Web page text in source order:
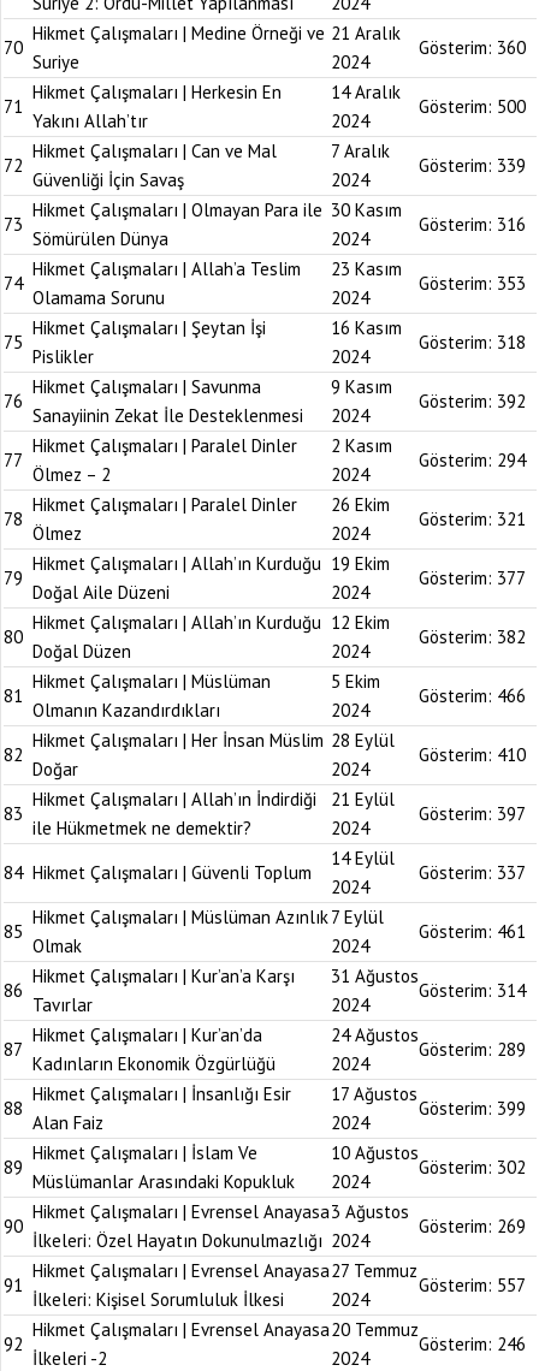
70
Hikmet Çalışmaları | Medine Örneği ve
Suriye
21 Aralık
2024
Gösterim: 360
71
Hikmet Çalışmaları | Herkesin En
Yakını Allah’tır
14 Aralık
2024
Gösterim: 500
72
Hikmet Çalışmaları | Can ve Mal
Güvenliği İçin Savaş
7 Aralık
2024
Gösterim: 339
73
Hikmet Çalışmaları | Olmayan Para ile
Sömürülen Dünya
30 Kasım
2024
Gösterim: 316
74
Hikmet Çalışmaları | Allah’a Teslim
Olamama Sorunu
23 Kasım
2024
Gösterim: 353
75
Hikmet Çalışmaları | Şeytan İşi
Pislikler
16 Kasım
2024
Gösterim: 318
76
Hikmet Çalışmaları | Savunma
Sanayiinin Zekat İle Desteklenmesi
9 Kasım
2024
Gösterim: 392
77
Hikmet Çalışmaları | Paralel Dinler
Ölmez – 2
2 Kasım
2024
Gösterim: 294
78
Hikmet Çalışmaları | Paralel Dinler
Ölmez
26 Ekim
2024
Gösterim: 321
79
Hikmet Çalışmaları | Allah’ın Kurduğu
Doğal Aile Düzeni
19 Ekim
2024
Gösterim: 377
80
Hikmet Çalışmaları | Allah’ın Kurduğu
Doğal Düzen
12 Ekim
2024
Gösterim: 382
81
Hikmet Çalışmaları | Müslüman
Olmanın Kazandırdıkları
5 Ekim
2024
Gösterim: 466
82
Hikmet Çalışmaları | Her İnsan Müslim
Doğar
28 Eylül
2024
Gösterim: 410
83
Hikmet Çalışmaları | Allah’ın İndirdiği
ile Hükmetmek ne demektir?
21 Eylül
2024
Gösterim: 397
84 Hikmet Çalışmaları | Güvenli Toplum
14 Eylül
2024
Gösterim: 337
85
Hikmet Çalışmaları | Müslüman Azınlık
Olmak
7 Eylül
2024
Gösterim: 461
86
Hikmet Çalışmaları | Kur’an’a Karşı
Tavırlar
31 Ağustos
2024
Gösterim: 314
87
Hikmet Çalışmaları | Kur’an’da
Kadınların Ekonomik Özgürlüğü
24 Ağustos
2024
Gösterim: 289
88
Hikmet Çalışmaları | İnsanlığı Esir
Alan Faiz
17 Ağustos
2024
Gösterim: 399
89
Hikmet Çalışmaları | İslam Ve
Müslümanlar Arasındaki Kopukluk
10 Ağustos
2024
Gösterim: 302
90
Hikmet Çalışmaları | Evrensel Anayasa
İlkeleri: Özel Hayatın Dokunulmazlığı
3 Ağustos
2024
Gösterim: 269
91
Hikmet Çalışmaları | Evrensel Anayasa
İlkeleri: Kişisel Sorumluluk İlkesi
27 Temmuz
2024
Gösterim: 557
92
Hikmet Çalışmaları | Evrensel Anayasa
İlkeleri -2
20 Temmuz
2024
Gösterim: 246